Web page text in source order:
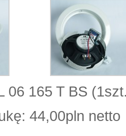
06 165 T BS
44,00pln netto